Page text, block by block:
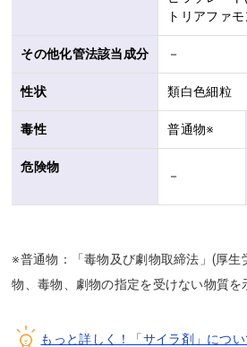
トリアファ
その他化管法該当成分 －
性状 類白色細粒
毒性 普通物※
危険物
－
※普通物：「毒物及び劇物取締法」(厚生
物、毒物、劇物の指定を受けない物質を
もっと詳しく！「サイラ剤」につい